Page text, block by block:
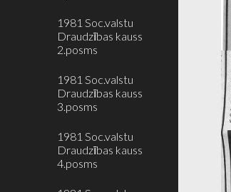
1981 Soc.valstu
Draudzības kauss
2.posms
1981 Soc.valstu
Draudzības kauss
3.posms
1981 Soc.valstu
Draudzības kauss
4.posms